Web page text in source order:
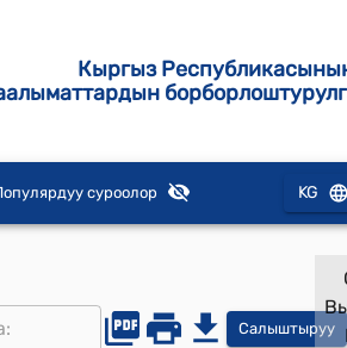
Кыргыз
суроолор KG
Салыштыруу